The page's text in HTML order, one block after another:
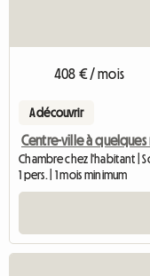
408 € / mois
A découvrir
Centre-ville à
Chambre chez l'habitant |
1 pers. | 1 mois minimum